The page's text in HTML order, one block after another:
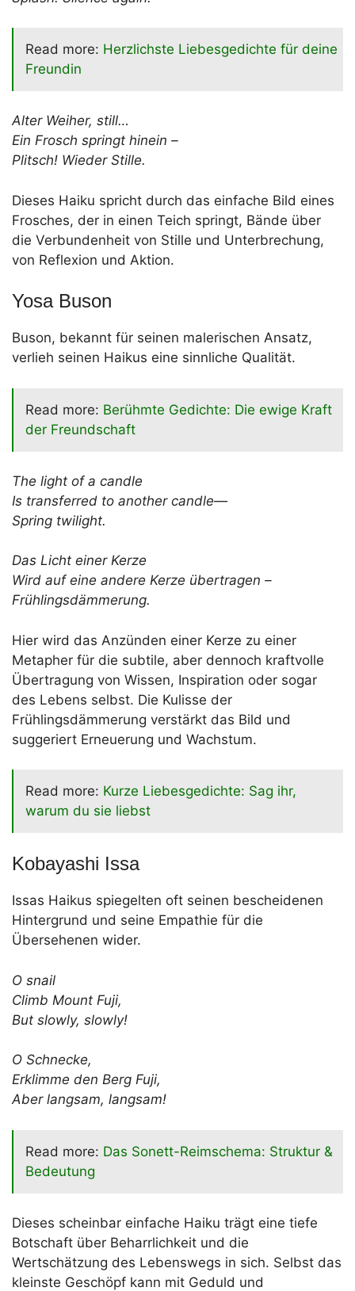
Read more: Herzlichste Liebesgedichte für deine
Freundin
Alter Weiher, still…
Ein Frosch springt hinein –
Plitsch! Wieder Stille.
Dieses Haiku spricht durch das einfache Bild eines
Frosches, der in einen Teich springt, Bände über
die Verbundenheit von Stille und Unterbrechung,
von Reflexion und Aktion.
Yosa Buson
Buson, bekannt für seinen malerischen Ansatz,
verlieh seinen Haikus eine sinnliche Qualität.
Read more: Berühmte Gedichte: Die ewige Kraft
der Freundschaft
The light of a candle
Is transferred to another candle—
Spring twilight.
Das Licht einer Kerze
Wird auf eine andere Kerze übertragen –
Frühlingsdämmerung.
Hier wird das Anzünden einer Kerze zu einer
Metapher für die subtile, aber dennoch kraftvolle
Übertragung von Wissen, Inspiration oder sogar
des Lebens selbst. Die Kulisse der
Frühlingsdämmerung verstärkt das Bild und
suggeriert Erneuerung und Wachstum.
Read more: Kurze Liebesgedichte: Sag ihr,
warum du sie liebst
Kobayashi Issa
Issas Haikus spiegelten oft seinen bescheidenen
Hintergrund und seine Empathie für die
Übersehenen wider.
O snail
Climb Mount Fuji,
But slowly, slowly!
O Schnecke,
Erklimme den Berg Fuji,
Aber langsam, langsam!
Read more: Das Sonett-Reimschema: Struktur &
Bedeutung
Dieses scheinbar einfache Haiku trägt eine tiefe
Botschaft über Beharrlichkeit und die
Wertschätzung des Lebenswegs in sich. Selbst das
kleinste Geschöpf kann mit Geduld und